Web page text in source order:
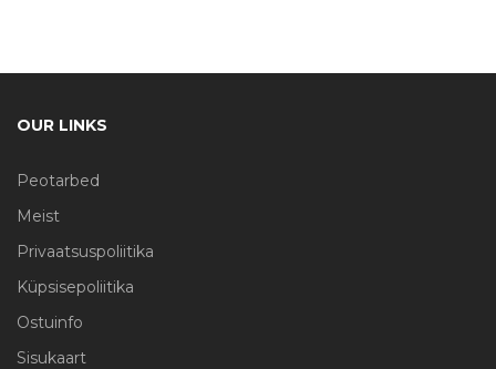
OUR LINKS
Peotarbed
Meist
Privaatsuspoliitika
Küpsisepoliitika
Ostuinfo
Sisukaart